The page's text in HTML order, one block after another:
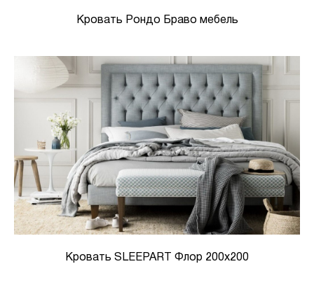
Кровать Рондо Браво мебель
Кровать SLEEPART Флор 200x200